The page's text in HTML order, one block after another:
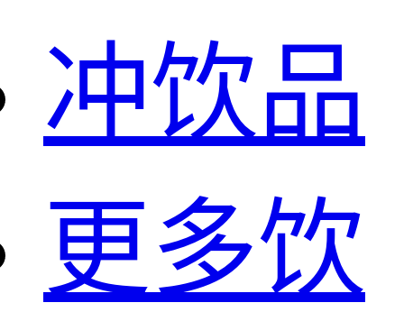
冲饮品
更多饮